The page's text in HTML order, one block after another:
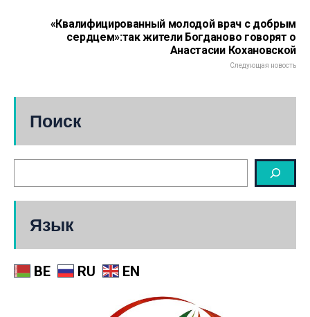
«Квалифицированный молодой врач с добрым
сердцем»:так жители Богданово говорят о
Анастасии Кохановской
Следующая новость
Поиск
Язык
BE RU EN